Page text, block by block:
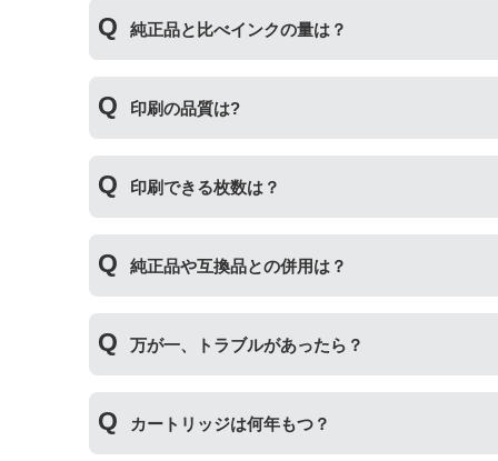
場合もございます。使用には問題ございませんの
純正品と比べインクの量は？
純正より印刷数量が多くなるわけではありません
印刷の品質は?
その他にも純正品、詰め替えインク、互換イン
純正インク・互換インク・詰め替えインクの違
印刷できる枚数は？
純正より印刷数量が多くなるわけではありませ
純正品や互換品との併用は？
製品の詰め替えインクやインクカートリッジと
い。
万が一、トラブルがあったら？
内、ご使用プリンタ―についてもプリンターご
カートリッジは何年もつ？